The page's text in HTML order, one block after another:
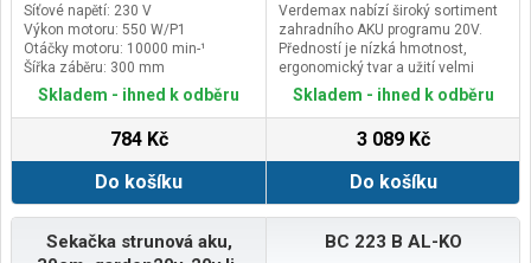
Síťové napětí: 230 V
Výkon motoru: 550 W/P1
Otáčky motoru: 10000 min-¹
Šířka záběru: 300 mm
Skladem - ihned k odběru
784 Kč
Do košíku
Verdemax nabízí široký sortiment
zahradního AKU programu 20V.
Předností je nízká hmotnost,
ergonomický tvar a užití velmi
kvalitních materiálů. Díky svému
praktickému a líbivému provedení
kvalitní nářadí s delší životností a
usnadňující práci.Rozmanitost
zahradního sortimentu Verdemax
splňuje veškeré požadavky jak
profesionálů tak i hobby
uživatelů.V souladu s ochrannou
Skladem - ihned k odběru
3 089 Kč
Do košíku
Sekačka strunová aku,
BC 223 B AL-KO